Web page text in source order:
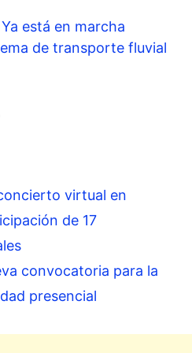
Ya está en marcha
de transporte fluvial
virtual en
de 17
convocatoria para la
presencial